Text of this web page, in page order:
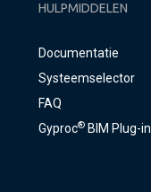
HULPMIDDELEN
Documentatie
Systeemselector
FAQ
Gyproc®BIM Plug-in